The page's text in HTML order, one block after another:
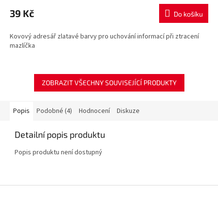
39 Kč Do košíku
Kovový adresář zlatavé barvy pro uchování informací při ztracení
mazlíčka
ZOBRAZIT VŠECHNY SOUVISEJÍCÍ PRODUKTY
Popis Podobné (4) Hodnocení Diskuze
Detailní popis produktu
Popis produktu není dostupný